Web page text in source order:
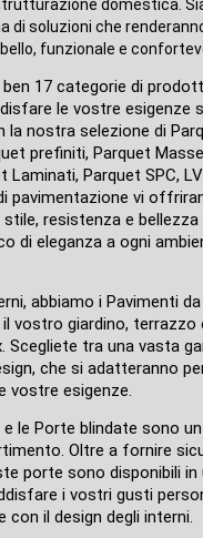
domestica.
di soluzioni che
funzionale e
17 categorie di
le vostre esigenze
la nostra selezione di
prefiniti, Parquet
Laminati, Parquet SPC,
pavimentazione vi
resistenza e bellezza
di eleganza a ogni
abbiamo i Pavimenti
vostro giardino, terrazzo
Scegliete tra una vasta
che si adatteranno
vostre esigenze.
e le Porte blindate sono
Oltre a fornire
porte sono disponibili in
i vostri gusti
con il design degli interni.